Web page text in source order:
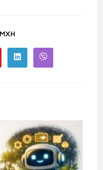
CONTENT
Opens
in
Opens
in